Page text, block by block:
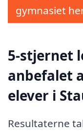
gymnasiet
5-stjernet
anbefalet
elever i
Resultaterne